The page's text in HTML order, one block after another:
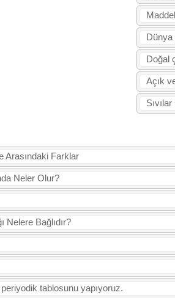
Doğal
Açık
Arasındaki Farklar
Neler Olur?
Nelere Bağlıdır?
tablosunu yapıyoruz.